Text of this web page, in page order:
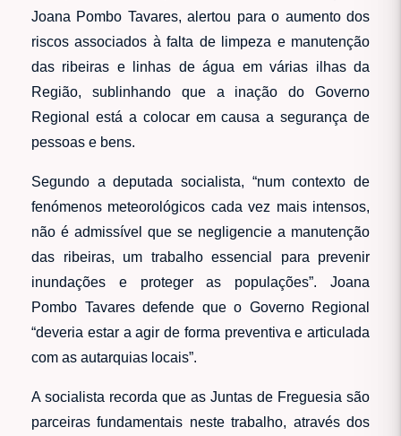
Joana Pombo Tavares, alertou para o aumento dos
riscos associados à falta de limpeza e manutenção
das ribeiras e linhas de água em várias ilhas da
Região, sublinhando que a inação do Governo
Regional está a colocar em causa a segurança de
pessoas e bens.
Segundo a deputada socialista, “num contexto de
fenómenos meteorológicos cada vez mais intensos,
não é admissível que se negligencie a manutenção
das ribeiras, um trabalho essencial para prevenir
inundações e proteger as populações”. Joana
Pombo Tavares defende que o Governo Regional
“deveria estar a agir de forma preventiva e articulada
com as autarquias locais”.
A socialista recorda que as Juntas de Freguesia são
parceiras fundamentais neste trabalho, através dos